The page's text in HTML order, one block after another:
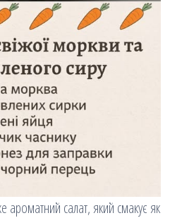
ароматний салат, який смакує як